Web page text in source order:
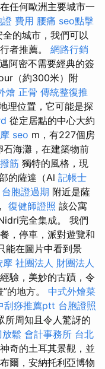
任何歐洲主要城市一
證 費用 腰痛 seo點擊
的城市，我們可以
者推薦。 網路行銷
阿密不需要經典的簽
（約300米）附
燴 正骨 傳統整復推
理位置，它可能是探
從定居點的中心大約
seo m，有227個房
海灘，在建築物前
筋 獨特的風格，現
的薩達（Al 記帳士
台胞證過期 附近是薩
復健師證照 該公寓
完全集成。 我們
，停車，派對遊覽和
能在圖片中看到景
摩 社團法人 財團法人
驗，美妙的古蹟，令
的地方。 中式外燴菜
刮痧推薦ptt 台胞證照
所周知且令人驚訝的
鬆 會計事務所 台北
奇的土耳其景觀，並
爾，安納托利亞博物